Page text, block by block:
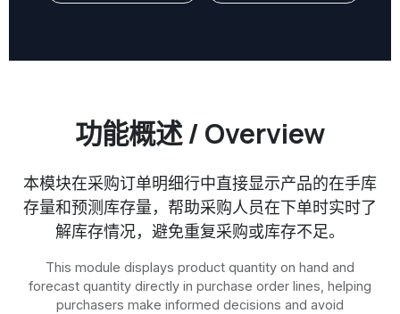
功能概述 / Overview
本模块在采购订单明细行中直接显示产品的在手库
存量和预测库存量，帮助采购人员在下单时实时了
解库存情况，避免重复采购或库存不足。
This module displays product quantity on hand and
forecast quantity directly in purchase order lines, helping
purchasers make informed decisions and avoid